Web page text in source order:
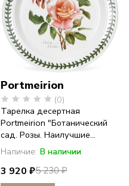
Portmeirion
(0)
Тарелка десертная
Portmeirion "Ботанический
сад. Розы. Наилучшие...
Наличие: В наличии
5 230 ₽
3 920 ₽